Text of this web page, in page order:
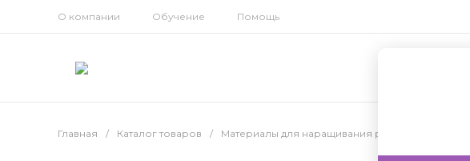
О компании Обучение Помощь
Главная / Каталог товаров / Материалы для наращивания ресниц